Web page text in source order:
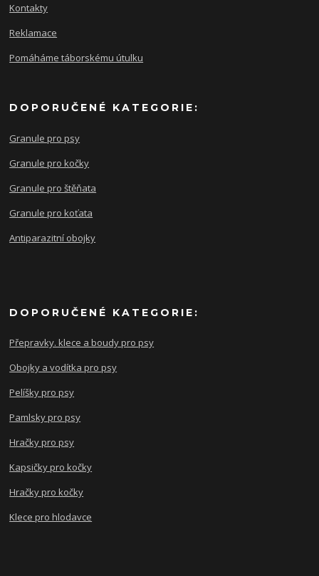
Kontakty
Reklamace
Pomáháme táborskému útulku
DOPORUČENÉ KATEGORIE:
Granule pro psy
Granule pro kočky
Granule pro štěňata
Granule pro koťata
Antiparazitní obojky
DOPORUČENÉ KATEGORIE:
Přepravky. klece a boudy pro psy
Obojky a vodítka pro psy
Pelíšky pro psy
Pamlsky pro psy
Hračky pro psy
Kapsičky pro kočky
Hračky pro kočky
Klece pro hlodavce